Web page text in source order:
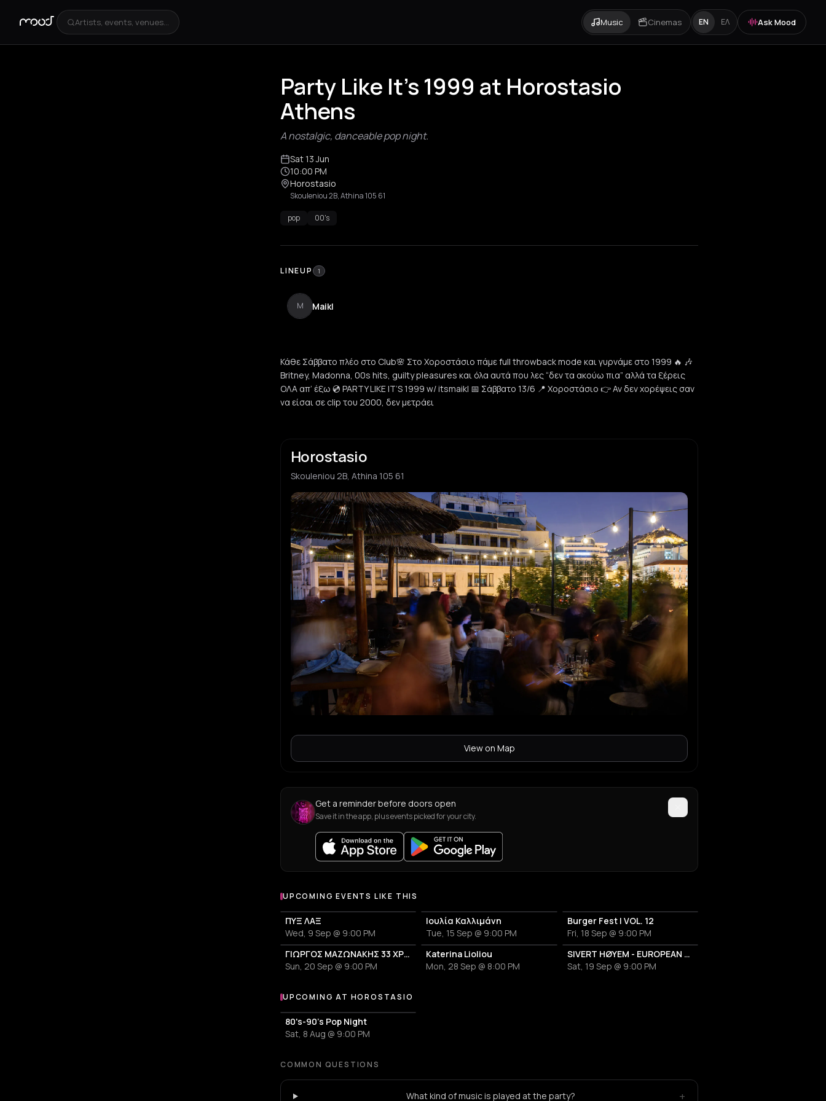
Artists, events, venues... Music Cinemas EN ΕΛ Ask Mood
Party Like It’s 1999 at Horostasio
Athens
A nostalgic, danceable pop night.
Sat 13 Jun
10:00 PM
Horostasio
Skouleniou 2B, Athina 105 61
pop 00's
LINEUP 1
M Maikl
Κάθε Σάββατο πλέο στο Club🌸 Στο Χοροστάσιο πάμε full throwback mode και γυρνάμε στο 1999 🔥 🎶
Britney, Madonna, 00s hits, guilty pleasures και όλα αυτά που λες “δεν τα ακούω πια” αλλά τα ξέρεις
ΟΛΑ απ’ έξω 💿 PARTY LIKE IT’S 1999 w/ itsmaikl 📅 Σάββατο 13/6 📍 Χοροστάσιο 👉 Αν δεν χορέψεις σαν
να είσαι σε clip του 2000, δεν μετράει
Horostasio
Skouleniou 2B, Athina 105 61
View on Map
Get a reminder before doors open
Save it in the app, plus events picked for your city.
UPCOMING EVENTS LIKE THIS
ΠΥΞ ΛΑΞ
Wed, 9 Sep @ 9:00 PM
Ιουλία Καλλιμάνη
Tue, 15 Sep @ 9:00 PM
Burger Fest | VOL. 12
Fri, 18 Sep @ 9:00 PM
ΓΙΩΡΓΟΣ ΜΑΖΩΝΑΚΗΣ 33 ΧΡΟΝΙΑ
Sun, 20 Sep @ 9:00 PM
Katerina Lioliou
Mon, 28 Sep @ 8:00 PM
SIVERT HØYEM - EUROPEAN TOUR 2026
Sat, 19 Sep @ 9:00 PM
More events at Horostasio
UPCOMING AT HOROSTASIO
80's-90's Pop Night
Sat, 8 Aug @ 9:00 PM
COMMON QUESTIONS
What kind of music is played at the party? +